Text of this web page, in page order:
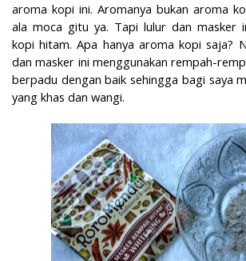
aroma kopi ini. Aromanya bukan aroma
ala moca gitu ya. Tapi lulur dan masker
kopi hitam. Apa hanya aroma kopi saja?
dan masker ini menggunakan rempah-
berpadu dengan baik sehingga bagi saya
yang khas dan wangi.